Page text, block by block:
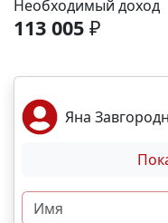
Безопасный двор
подземный паркинг.
2 мин На машине: ✈
пляж – 10 мин. 🏙
Крымский мост –
покупки: •
застройщика; •
Материнский
Свяжитесь с нами
Необходимый доход
113 005 ₽
Яна